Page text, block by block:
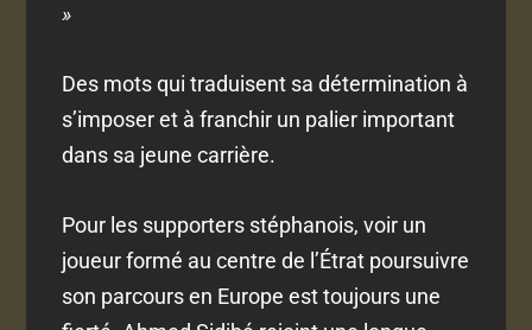
»
Des mots qui traduisent sa détermination à
s’imposer et à franchir un palier important
dans sa jeune carrière.
Pour les supporters stéphanois, voir un
joueur formé au centre de l’Étrat poursuivre
son parcours en Europe est toujours une